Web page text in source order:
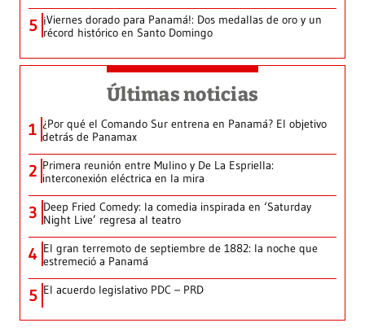
5 ¡Viernes dorado para Panamá!: Dos medallas de oro y un
récord histórico en Santo Domingo
Últimas noticias
1 ¿Por qué el Comando Sur entrena en Panamá? El objetivo
detrás de Panamax
2 Primera reunión entre Mulino y De La Espriella:
interconexión eléctrica en la mira
3 Deep Fried Comedy: la comedia inspirada en ‘Saturday
Night Live’ regresa al teatro
4 El gran terremoto de septiembre de 1882: la noche que
estremeció a Panamá
5 El acuerdo legislativo PDC – PRD